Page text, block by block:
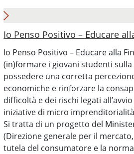
Io Penso Positivo – Educare
Io Penso Positivo – Educare alla
(in)formare i giovani studenti sulla
possedere una corretta
economiche e rinforzare la
difficoltà e dei rischi legati
iniziative di micro
Si tratta di un progetto del
(Direzione generale per il
tutela del consumatore e la